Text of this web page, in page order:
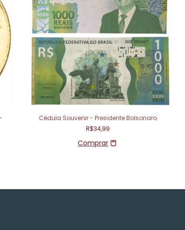
Cédula Souvenir - Presidente Bolsonaro
R$34,99